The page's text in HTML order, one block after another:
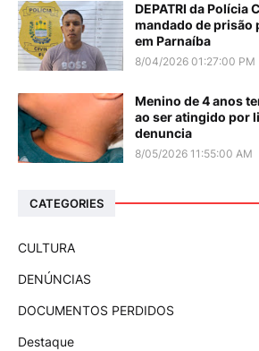
DEPATRI da Polícia
mandado de
em Parnaíba
8/04/2026 01:27:00 PM
Menino de 4 anos
ao ser atingido por
denuncia
8/05/2026 11:55:00 AM
CATEGORIES
CULTURA
DENÚNCIAS
DOCUMENTOS PERDIDOS
Destaque